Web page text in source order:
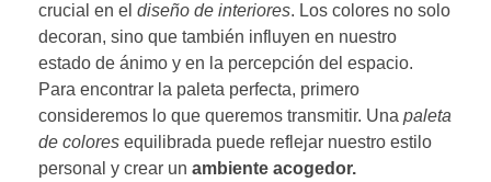
crucial en el diseño de interiores. Los colores no solo
decoran, sino que también influyen en nuestro
estado de ánimo y en la percepción del espacio.
Para encontrar la paleta perfecta, primero
consideremos lo que queremos transmitir. Una paleta
de colores equilibrada puede reflejar nuestro estilo
personal y crear un ambiente acogedor.